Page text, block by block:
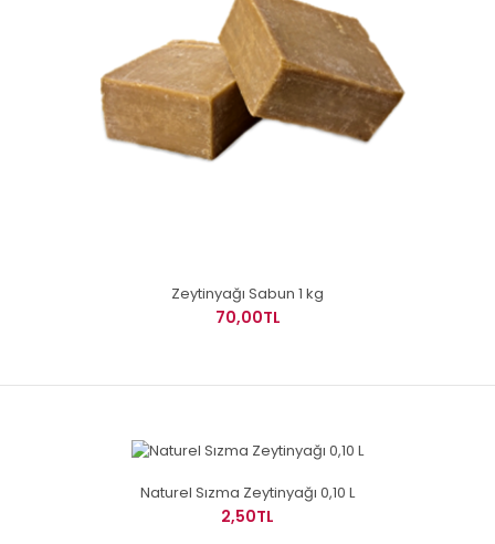
Zeytinyağı Sabun 1 kg
70,00TL
Naturel Sızma Zeytinyağı 0,10 L
2,50TL